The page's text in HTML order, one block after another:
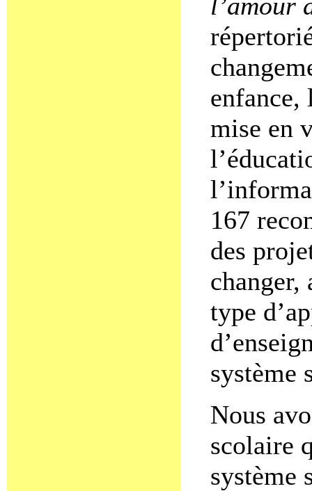
enfance,
mise en
167
des
type
système
Nous
scolaire
système